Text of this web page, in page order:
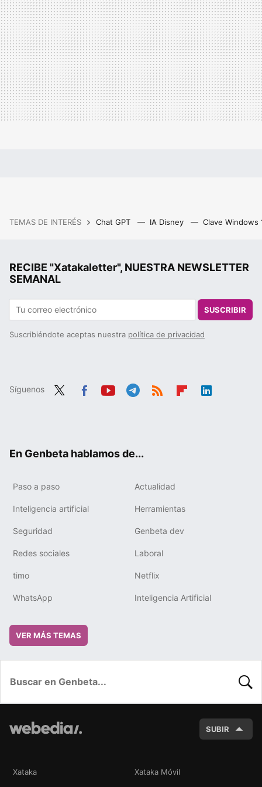
TEMAS DE INTERÉS Chat GPT IA Disney Clave Windows
RECIBE "Xatakaletter", NUESTRA NEWSLETTER
SEMANAL
SUSCRIBIR
Suscribiéndote aceptas nuestra política de privacidad
Síguenos
En Genbeta hablamos de...
Paso a paso Actualidad
Inteligencia artificial Herramientas
Seguridad Genbeta dev
Redes sociales Laboral
timo Netflix
WhatsApp Inteligencia Artificial
VER MÁS TEMAS
SUBIR
Xataka Xataka Móvil